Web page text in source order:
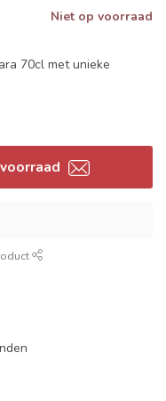
Niet op voorraad
70cl met unieke